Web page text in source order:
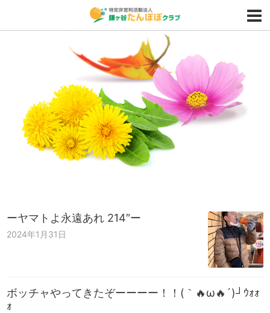
ーヤマトよ永遠あれ 214″ー
2024年1月31日
ボッチャやってきたぞーーーー！！(｀🔥ω🔥´)┘ｳｫｫ
ｫ